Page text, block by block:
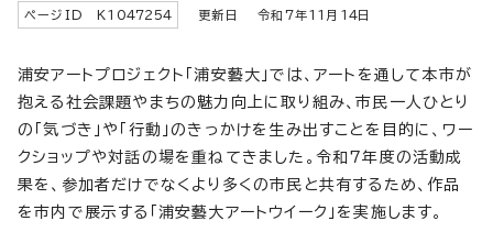
ページID K 1047254 更新日 令和7年11 月 14日
浦安アートプロジェクト「浦安藝大」では、アートを通して本市が
抱える社会課題やまちの魅力向上に取り組み、市民一人ひとり
の「気づき」や「行動」のきっかけを生み出すことを目的に、ワー
クショップや対話の場を重ねてきました。令和7年度の活動成
果を、参加者だけでなくより多くの市民と共有するため、作品
を市内で展示する「浦安藝大アートウイーク」を実施します。